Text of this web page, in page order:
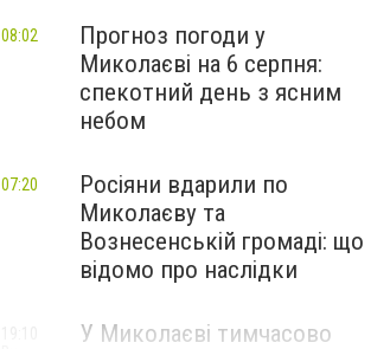
Прогноз погоди у
Миколаєві на 6 серпня:
спекотний день з ясним
небом
08:02
Росіяни вдарили по
Миколаєву та
Вознесенській громаді: що
відомо про наслідки
07:20
У Миколаєві тимчасово